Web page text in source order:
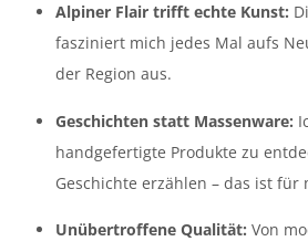
Alpiner Flair trifft echte Kunst:
fasziniert mich jedes Mal aufs
der Region aus.
Geschichten statt Massenware:
handgefertigte Produkte zu
Geschichte erzählen – das ist für
Unübertroffene Qualität: Von